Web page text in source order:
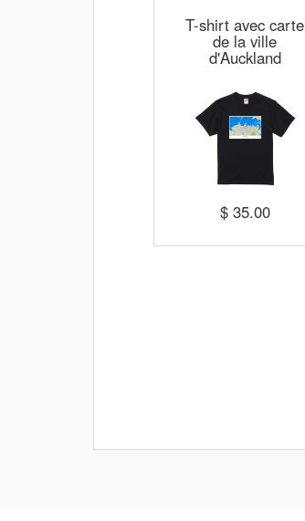
extraordinaire.T-shirt avec carte
de la ville
d'Auckland
$ 35.00